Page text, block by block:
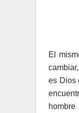
El
es Dios